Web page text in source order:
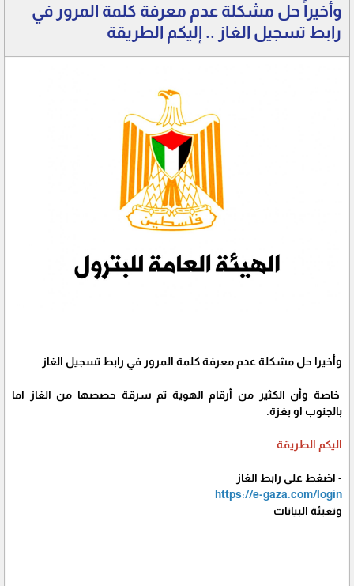
وأخيراً حل مشكلة عدم معرفة كلمة المرور في
رابط تسجيل الغاز .. إليكم الطريقة
وأخيرا حل مشكلة عدم معرفة كلمة المرور في رابط تسجيل الغاز
خاصة وأن الكثير من أرقام الهوية تم سرقة حصصها من الغاز اما
بالجنوب او بغزة.
اليكم الطريقة
- اضغط على رابط الغاز
https://e-gaza.com/login
وتعبئة البيانات